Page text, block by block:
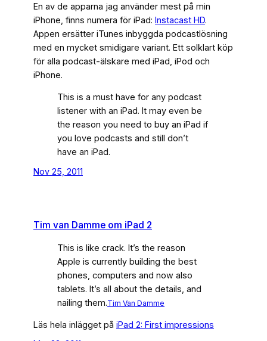
En av de apparna jag använder mest på min
iPhone, finns numera för iPad: Instacast HD.
Appen ersätter iTunes inbyggda podcastlösning
med en mycket smidigare variant. Ett solklart köp
för alla podcast-älskare med iPad, iPod och
iPhone.
This is a must have for any podcast
listener with an iPad. It may even be
the reason you need to buy an iPad if
you love podcasts and still don’t
have an iPad.
Nov 25, 2011
Tim van Damme om iPad 2
This is like crack. It’s the reason
Apple is currently building the best
phones, computers and now also
tablets. It’s all about the details, and
nailing them.Tim Van Damme
Läs hela inlägget på iPad 2: First impressions